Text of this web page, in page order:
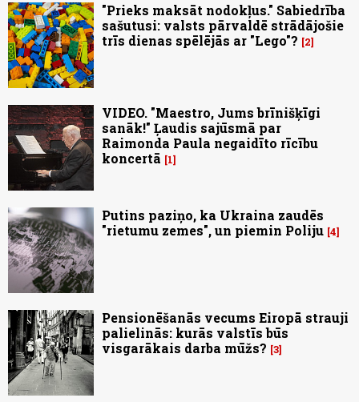
"Prieks maksāt nodokļus." Sabiedrība
sašutusi: valsts pārvaldē strādājošie
trīs dienas spēlējās ar "Lego"?
2
VIDEO. "Maestro, Jums brīnišķīgi
sanāk!" Ļaudis sajūsmā par
Raimonda Paula negaidīto rīcību
koncertā
1
Putins paziņo, ka Ukraina zaudēs
"rietumu zemes", un piemin Poliju 4
Pensionēšanās vecums Eiropā strauji
palielinās: kurās valstīs būs
visgarākais darba mūžs? 3